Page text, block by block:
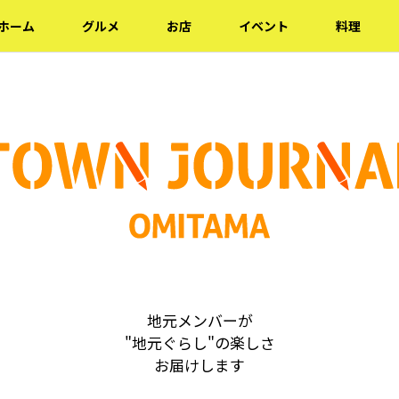
ーム グルメ お店 イベント 料理
地元メンバーが
"地元ぐらし"の楽しさ
お届けします